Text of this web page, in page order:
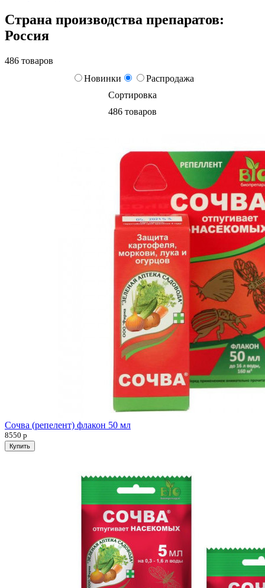
Страна производства препаратов:
Россия
486 товаров
Новинки
Распродажа
Сортировка
486 товаров
Сочва (репелент) флакон 50 мл
8550 р